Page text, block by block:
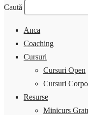
Caută
Anca
Coaching
Cursuri
Cursuri Open
Cursuri
Resurse
Minicurs